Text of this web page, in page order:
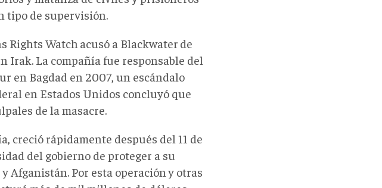
tipo de supervisión.
Rights Watch acusó a Blackwater de
Irak. La compañía fue responsable del
en Bagdad en 2007, un escándalo
en Estados Unidos concluyó que
de la masacre.
creció rápidamente después del 11 de
del gobierno de proteger a su
Afganistán. Por esta operación y otras